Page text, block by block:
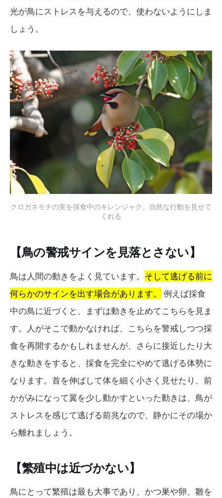
光が鳥にストレスを与えるので、使わないようにしま
しょう。
クロガネモチの実を採食中のキレンジャク。自然な行動を見せて
くれる
【鳥の警戒サインを見落とさない】
鳥は人間の動きをよく見ています。 そして逃げる前に
何らかのサインを出す場合があります。
例えば採食
中の鳥に近づくと、まずは動きを止めてこちらを見ま
す。人がそこで動かなければ、こちらを警戒しつつ採
食を再開するかもしれませんが、さらに接近したり大
きな動きをすると、採食を完全にやめて逃げる体勢に
なります。首を伸ばして体を細く小さく見せたり、前
かがみになって翼を少し動かすといった動きは、鳥が
ストレスを感じて逃げる前兆なので、静かにその場か
ら離れましょう。
【繁殖中は近づかない】
鳥にとって繁殖は最も大事であり、かつ巣や卵、雛を